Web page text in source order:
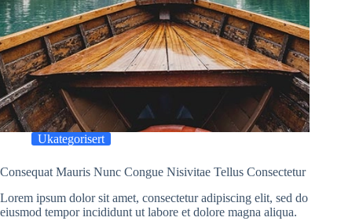
Ukategorisert
Consequat Mauris Nunc Congue Nisivitae Tellus Consectetur
Lorem ipsum dolor sit amet, consectetur adipiscing elit, sed do
eiusmod tempor incididunt ut labore et dolore magna aliqua.